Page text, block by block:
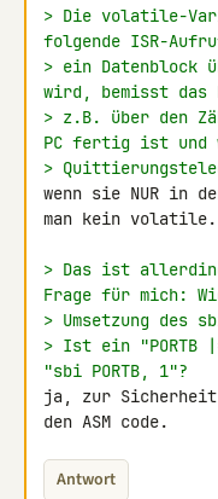
> Die volatile-
folgende ISR-
> ein Datenblock
wird, bemisst das
> z.B. über den
PC fertig ist und
>
wenn sie NUR in
man kein volatile.
> Das ist
Frage für mich:
> Umsetzung des
> Ist ein "PORTB
"sbi PORTB, 1"?
ja, zur Sicherheit
den ASM code.
Antwort